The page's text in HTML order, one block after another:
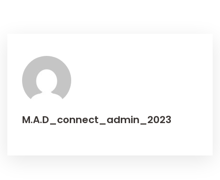
M.A.D_connect_admin_2023